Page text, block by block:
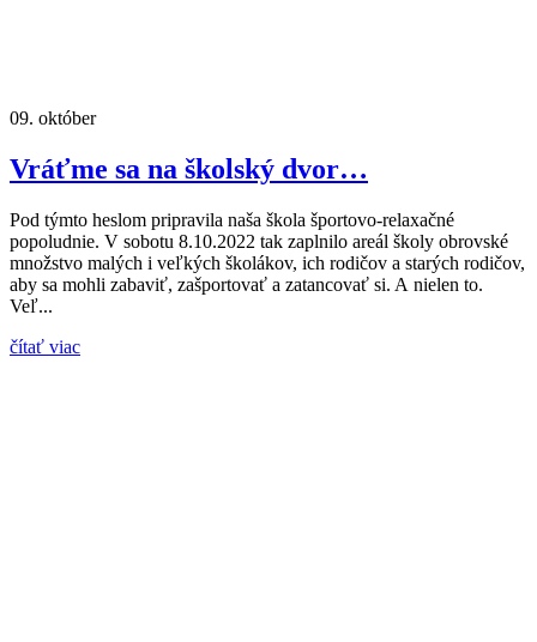
09. október
Vráťme sa na školský dvor…
Pod týmto heslom pripravila naša škola športovo-relaxačné
popoludnie. V sobotu 8.10.2022 tak zaplnilo areál školy obrovské
množstvo malých i veľkých školákov, ich rodičov a starých rodičov,
aby sa mohli zabaviť, zašportovať a zatancovať si. A nielen to.
Veľ...
čítať viac